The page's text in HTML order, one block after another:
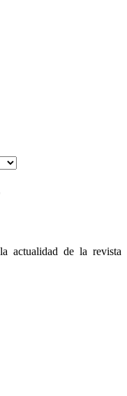
actualidad de la revista